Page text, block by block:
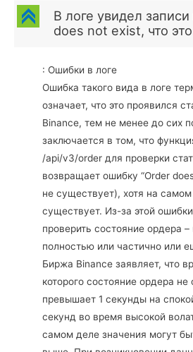
C
В логе увидел
does not exist, что
: Ошибки в логе
Ошибка такого вида в логе
означает, что это проявился
Binance, тем не менее до сих
заключается в том, что
/api/v3/order для проверки
возвращает ошибку “Order
не существует), хотя на
существует. Из-за этой
проверить состояние ордера
полностью или частично или
Биржа Binance заявляет, что
которого состояние ордера
превышает 1 секунды на
секунд во время высокой
самом деле значения могут